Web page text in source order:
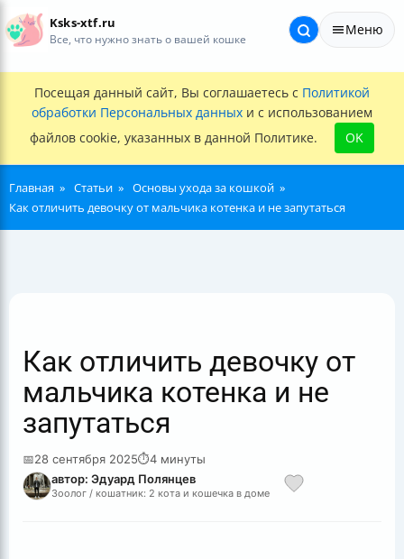
Ksks-xtf.ru
Все, что нужно знать о вашей кошке
Меню
Посещая данный сайт, Вы соглашаетесь с Политикой
обработки Персональных данных и с использованием
файлов cookie, указанных в данной Политике.
OK
Главная Статьи
Основы ухода за кошкой
Как отличить девочку от мальчика котенка и не запутаться
Как отличить девочку от
мальчика котенка и не
запутаться
📅28 сентября 2025⏱4 минуты
автор: Эдуард Полянцев
Зоолог / кошатник: 2 кота и кошечка в доме